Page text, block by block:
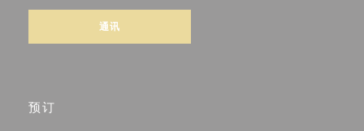
通讯
预订